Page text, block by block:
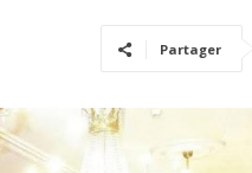
Partager